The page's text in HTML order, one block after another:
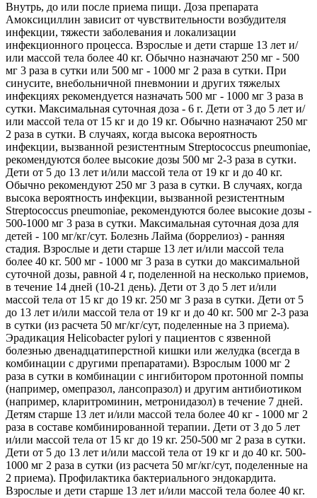
Внутрь, до или после приема пищи. Доза препарата
Амоксициллин зависит от чувствительности возбудителя
инфекции, тяжести заболевания и локализации
инфекционного процесса. Взрослые и дети старше 13 лет и/
или массой тела более 40 кг. Обычно назначают 250 мг - 500
мг 3 раза в сутки или 500 мг - 1000 мг 2 раза в сутки. При
синусите, внебольничной пневмонии и других тяжелых
инфекциях рекомендуется назначать 500 мг - 1000 мг 3 раза в
сутки. Максимальная суточная доза - 6 г. Дети от 3 до 5 лет и/
или массой тела от 15 кг и до 19 кг. Обычно назначают 250 мг
2 раза в сутки. В случаях, когда высока вероятность
инфекции, вызванной резистентным Streptococcus pneumoniae,
рекомендуются более высокие дозы 500 мг 2-3 раза в сутки.
Дети от 5 до 13 лет и/или массой тела от 19 кг и до 40 кг.
Обычно рекомендуют 250 мг 3 раза в сутки. В случаях, когда
высока вероятность инфекции, вызванной резистентным
Streptococcus pneumoniae, рекомендуются более высокие дозы -
500-1000 мг 3 раза в сутки. Максимальная суточная доза для
детей - 100 мг/кг/сут. Болезнь Лайма (боррелиоз) - ранняя
стадия. Взрослые и дети старше 13 лет и/или массой тела
более 40 кг. 500 мг - 1000 мг 3 раза в сутки до максимальной
суточной дозы, равной 4 г, поделенной на несколько приемов,
в течение 14 дней (10-21 день). Дети от 3 до 5 лет и/или
массой тела от 15 кг до 19 кг. 250 мг 3 раза в сутки. Дети от 5
до 13 лет и/или массой тела от 19 кг и до 40 кг. 500 мг 2-3 раза
в сутки (из расчета 50 мг/кг/сут, поделенные на 3 приема).
Эрадикация Helicobacter pylori у пациентов с язвенной
болезнью двенадцатиперстной кишки или желудка (всегда в
комбинации с другими препаратами). Взрослым 1000 мг 2
раза в сутки в комбинации с ингибитором протонной помпы
(например, омепразол, лансопразол) и другим антибиотиком
(например, кларитроминин, метронидазол) в течение 7 дней.
Детям старше 13 лет и/или массой тела более 40 кг - 1000 мг 2
раза в составе комбинированной терапии. Дети от 3 до 5 лет
и/или массой тела от 15 кг до 19 кг. 250-500 мг 2 раза в сутки.
Дети от 5 до 13 лет и/или массой тела от 19 кг и до 40 кг. 500-
1000 мг 2 раза в сутки (из расчета 50 мг/кг/сут, поделенные на
2 приема). Профилактика бактериального эндокардита.
Взрослые и дети старше 13 лет и/или массой тела более 40 кг.